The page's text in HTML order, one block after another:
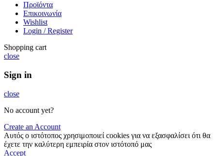
Προϊόντα
Επικοινωνία
Wishlist
Login / Register
Shopping cart
close
Sign in
close
No account yet?
Create an Account
Αυτός ο ιστότοπος χρησιμοποιεί cookies για να εξασφαλίσει ότι θα
έχετε την καλύτερη εμπειρία στον ιστότοπό μας
Accept